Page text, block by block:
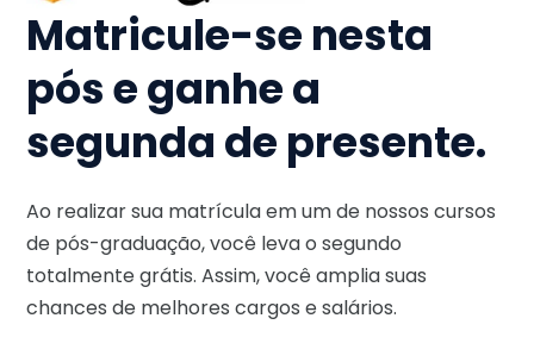
Matricule-se nesta
pós e ganhe a
segunda de presente.
Ao realizar sua matrícula em um de nossos cursos
de pós-graduação, você leva o segundo
totalmente grátis. Assim, você amplia suas
chances de melhores cargos e salários.